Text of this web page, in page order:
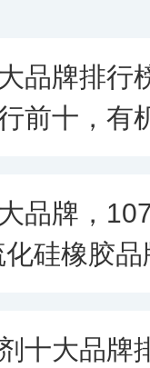
品牌排行
前十，有
品牌，
化硅橡胶
十大品牌